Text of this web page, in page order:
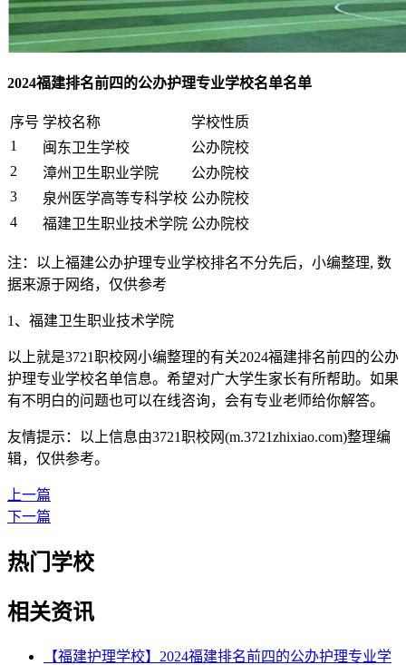
2024福建排名前四的公办护理专业学校名单名单
序号 学校名称
学校性质
1
闽东卫生学校
公办院校
2
漳州卫生职业学院
公办院校
3
泉州医学高等专科学校 公办院校
4
福建卫生职业技术学院 公办院校
注：以上福建公办护理专业学校排名不分先后，小编整理, 数
据来源于网络，仅供参考
1、福建卫生职业技术学院
以上就是3721职校网小编整理的有关2024福建排名前四的公办
护理专业学校名单信息。希望对广大学生家长有所帮助。如果
有不明白的问题也可以在线咨询，会有专业老师给你解答。
友情提示：以上信息由3721职校网(m.3721zhixiao.com)整理编
辑，仅供参考。
上一篇
下一篇
热门学校
相关资讯
【福建护理学校】2024福建排名前四的公办护理专业学